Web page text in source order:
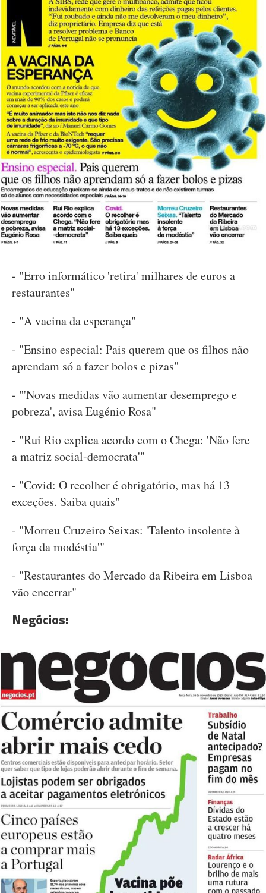
- "Erro informático 'retira' milhares de euros a
restaurantes"
- "A vacina da esperança"
- "Ensino especial: Pais querem que os filhos não
aprendam só a fazer bolos e pizas"
- "'Novas medidas vão aumentar desemprego e
pobreza', avisa Eugénio Rosa"
- "Rui Rio explica acordo com o Chega: 'Não fere
a matriz social-democrata'"
- "Covid: O recolher é obrigatório, mas há 13
exceções. Saiba quais"
- "Morreu Cruzeiro Seixas: 'Talento insolente à
força da modéstia'"
- "Restaurantes do Mercado da Ribeira em Lisboa
vão encerrar"
Negócios: